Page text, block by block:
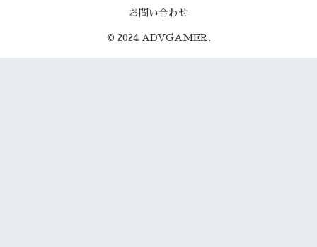
お問い合わせ
© 2024 ADVGAMER.